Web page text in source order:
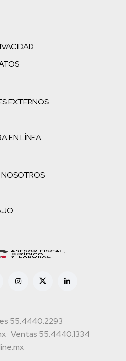
EXTERNOS
EN LÍNEA
55.4440.2293
Ventas 55.4440.1334